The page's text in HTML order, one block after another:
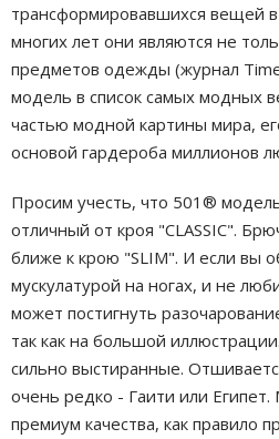
трансформировавшихся вещей
многих лет они являются не
предметов одежды (журнал
модель в список самых модных
частью модной картины мира,
основой гардероба миллионов
Просим учесть, что 501®
отличный от кроя "CLASSIC".
ближе к крою "SLIM". И если вы
мускулатурой на ногах, и не
может постигнуть
так как на большой
сильно выстиранные.
очень редко - Гаити или Египет.
премиум качества, как правило